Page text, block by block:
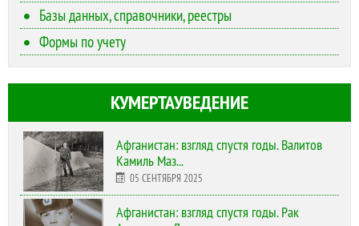
Базы данных, справочники, реестры
Формы по учету
КУМЕРТАУВЕДЕНИЕ
Афганистан: взгляд спустя годы. Валитов
Камиль Маз...
05 СЕНТЯБРЯ 2025
Афганистан: взгляд спустя годы. Рак